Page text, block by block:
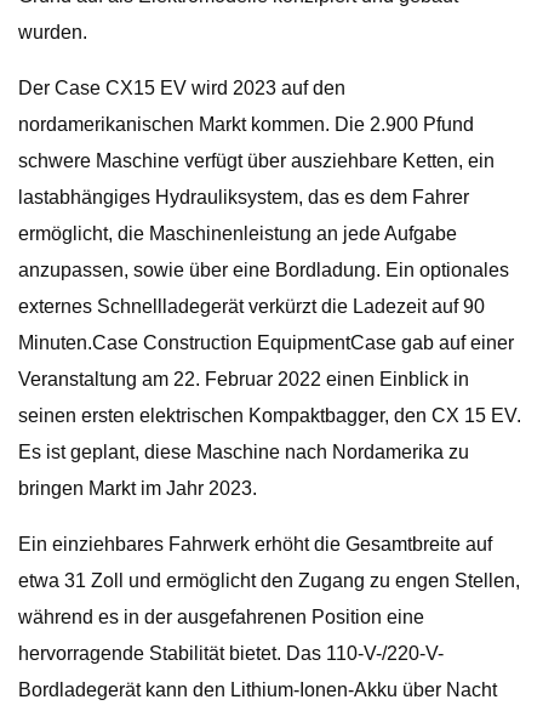
wurden.
Der Case CX15 EV wird 2023 auf den
nordamerikanischen Markt kommen. Die 2.900 Pfund
schwere Maschine verfügt über ausziehbare Ketten, ein
lastabhängiges Hydrauliksystem, das es dem Fahrer
ermöglicht, die Maschinenleistung an jede Aufgabe
anzupassen, sowie über eine Bordladung. Ein optionales
externes Schnellladegerät verkürzt die Ladezeit auf 90
Minuten.Case Construction EquipmentCase gab auf einer
Veranstaltung am 22. Februar 2022 einen Einblick in
seinen ersten elektrischen Kompaktbagger, den CX 15 EV.
Es ist geplant, diese Maschine nach Nordamerika zu
bringen Markt im Jahr 2023.
Ein einziehbares Fahrwerk erhöht die Gesamtbreite auf
etwa 31 Zoll und ermöglicht den Zugang zu engen Stellen,
während es in der ausgefahrenen Position eine
hervorragende Stabilität bietet. Das 110-V-/220-V-
Bordladegerät kann den Lithium-Ionen-Akku über Nacht